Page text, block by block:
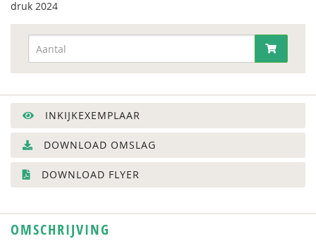
druk 2024
INKIJKEXEMPLAAR
DOWNLOAD OMSLAG
DOWNLOAD FLYER
OMSCHRIJVING